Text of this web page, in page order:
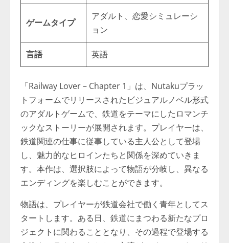
ゲームタイプ
アダルト、恋愛シミュレーシ
ョン
言語 英語
「Railway Lover – Chapter 1」は、Nutakuプラッ
トフォームでリリースされたビジュアルノベル形式
のアダルトゲームで、鉄道をテーマにしたロマンチ
ックなストーリーが展開されます。プレイヤーは、
鉄道関連の仕事に従事している主人公として登場
し、魅力的なヒロインたちと関係を深めていきま
す。本作は、選択肢によって物語が分岐し、異なる
エンディングを楽しむことができます。
物語は、プレイヤーが鉄道会社で働く青年としてス
タートします。ある日、鉄道にまつわる新たなプロ
ジェクトに関わることとなり、その過程で登場する